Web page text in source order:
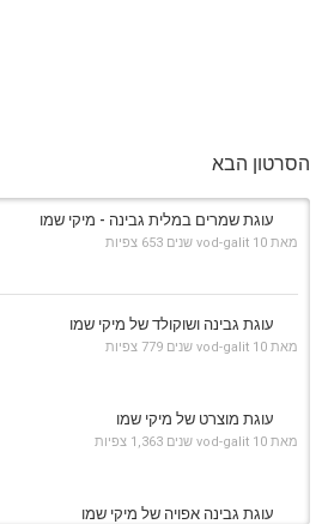
הסרטון הבא
עוגת שמרים במלית גבינה - מיקי שמו
מאת vod-galit 10 שנים 653 צפיות
עוגת גבינה ושוקולד של מיקי שמו
מאת vod-galit 10 שנים 779 צפיות
עוגת מוצרט של מיקי שמו
מאת vod-galit 10 שנים 1,363 צפיות
עוגת גבינה אפויה של מיקי שמו